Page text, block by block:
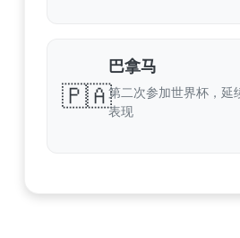
🇵🇦
巴拿马
第二次参加世界杯，延
表现